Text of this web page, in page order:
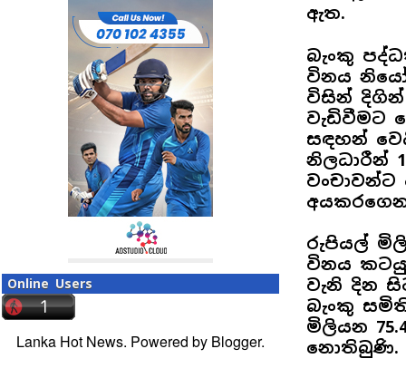
Online Users
Lanka Hot News. Powered by Blogger.
ඇත.
බැංකු
විනය
විසින්
වැඩිවීමට
සඳහන්
නිලධාරීන්
රුපියල්
විනය
වැනි දින
බැංකු
මිලියන
නොතිබුණි.